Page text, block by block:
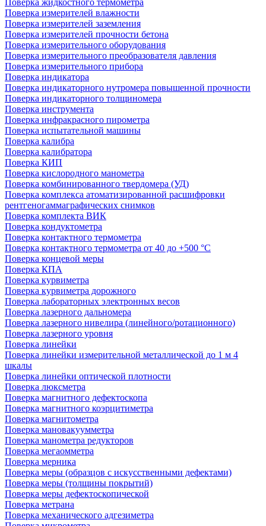
Поверка жидкостного термометра
Поверка измерителей влажности
Поверка измерителей заземления
Поверка измерителей прочности бетона
Поверка измерительного оборудования
Поверка измерительного преобразователя давления
Поверка измерительного прибора
Поверка индикатора
Поверка индикаторного нутромера повышенной прочности
Поверка индикаторного толщиномера
Поверка инструмента
Поверка инфракрасного пирометра
Поверка испытательной машины
Поверка калибра
Поверка калибратора
Поверка КИП
Поверка кислородного манометра
Поверка комбинированного твердомера (УД)
Поверка комплекса атоматизированной расшифровки
рентгеногаммаграфических снимков
Поверка комплекта ВИК
Поверка кондуктометра
Поверка контактного термометра
Поверка контактного термометра от 40 до +500 °С
Поверка концевой меры
Поверка КПА
Поверка курвиметра
Поверка курвиметра дорожного
Поверка лабораторных электронных весов
Поверка лазерного дальномера
Поверка лазерного нивелира (линейного/ротационного)
Поверка лазерного уровня
Поверка линейки
Поверка линейки измерительной металлической до 1 м 4
шкалы
Поверка линейки оптической плотности
Поверка люксметра
Поверка магнитного дефектоскопа
Поверка магнитного коэрцитиметра
Поверка магнитометра
Поверка мановакуумметра
Поверка манометра редукторов
Поверка мегаомметра
Поверка мерника
Поверка меры (образцов с искусственными дефектами)
Поверка меры (толщины покрытий)
Поверка меры дефектоскопической
Поверка метрана
Поверка механического адгезиметра